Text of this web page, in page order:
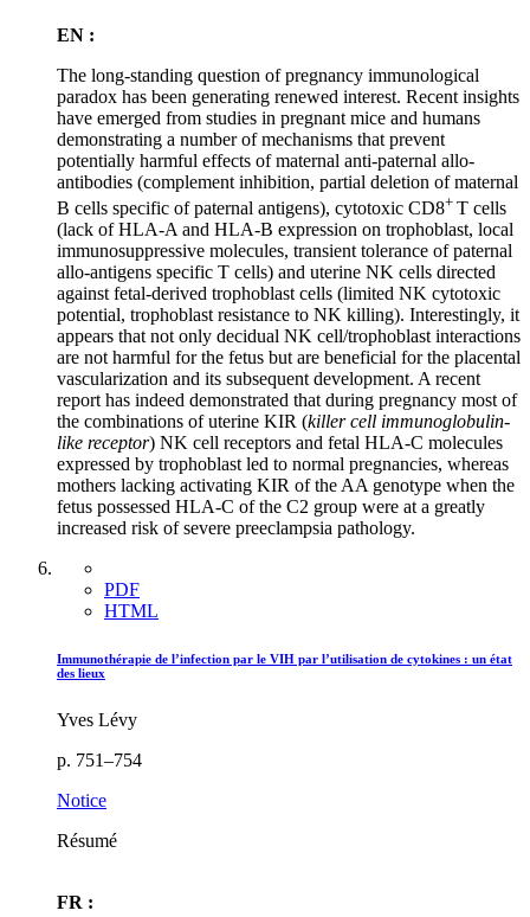
EN :
The long-standing question of pregnancy immunological
paradox has been generating renewed interest. Recent insights
have emerged from studies in pregnant mice and humans
demonstrating a number of mechanisms that prevent
potentially harmful effects of maternal anti-paternal allo-
antibodies (complement inhibition, partial deletion of maternal
B cells specific of paternal antigens), cytotoxic CD8+ T cells
(lack of HLA-A and HLA-B expression on trophoblast, local
immunosuppressive molecules, transient tolerance of paternal
allo-antigens specific T cells) and uterine NK cells directed
against fetal-derived trophoblast cells (limited NK cytotoxic
potential, trophoblast resistance to NK killing). Interestingly, it
appears that not only decidual NK cell/trophoblast interactions
are not harmful for the fetus but are beneficial for the placental
vascularization and its subsequent development. A recent
report has indeed demonstrated that during pregnancy most of
the combinations of uterine KIR (killer cell immunoglobulin-
like receptor) NK cell receptors and fetal HLA-C molecules
expressed by trophoblast led to normal pregnancies, whereas
mothers lacking activating KIR of the AA genotype when the
fetus possessed HLA-C of the C2 group were at a greatly
increased risk of severe preeclampsia pathology.
PDF
HTML
Immunothérapie de l’infection par le VIH par l’utilisation de cytokines : un état
des lieux
Yves Lévy
p. 751–754
Notice
Résumé
FR :